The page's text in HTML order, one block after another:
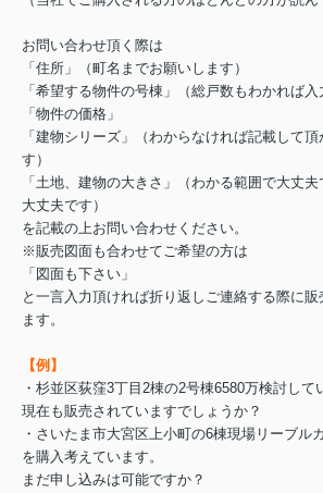
お問い合わせ頂く際は
「住所」（町名までお願いします）
「希望する物件の号棟」（総戸数もわかれば入
「物件の価格」
「建物シリーズ」（わからなければ記載して
す）
「土地、建物の大きさ」（わかる範囲で大丈
大丈夫です）
を記載の上お問い合わせください。
※販売図面も合わせてご希望の方は
「図面も下さい」
と一言入力頂ければ折り返しご連絡する際に
ます。
【例】
・杉並区荻窪3丁目2棟の2号棟6580万検討して
現在も販売されていますでしょうか？
・さいたま市大宮区上小町の6棟現場リーブル
を購入考えています。
まだ申し込みは可能ですか？